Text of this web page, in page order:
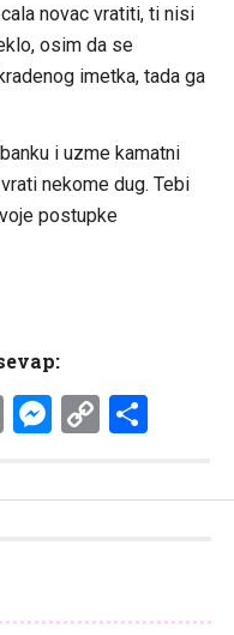
novac vratiti, ti nisi
osim da se
imetka, tada ga
i uzme kamatni
nekome dug. Tebi
postupke
EmailCopy